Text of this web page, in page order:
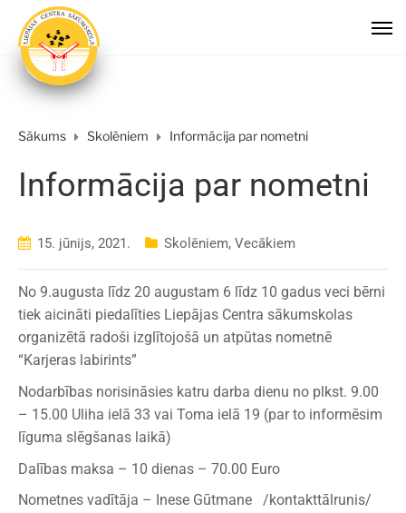
Sākums Skolēniem Informācija par nometni
Informācija par nometni
15. jūnijs, 2021. Skolēniem, Vecākiem
No 9.augusta līdz 20 augustam 6 līdz 10 gadus veci bērni
tiek aicināti piedalīties Liepājas Centra sākumskolas
organizētā radoši izglītojošā un atpūtas nometnē
“Karjeras labirints”
Nodarbības norisināsies katru darba dienu no plkst. 9.00
– 15.00 Uliha ielā 33 vai Toma ielā 19 (par to informēsim
līguma slēgšanas laikā)
Dalības maksa – 10 dienas – 70.00 Euro
Nometnes vadītāja – Inese Gūtmane /kontakttālrunis/